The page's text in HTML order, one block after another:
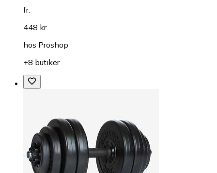
fr.
448 kr
hos Proshop
+8 butiker